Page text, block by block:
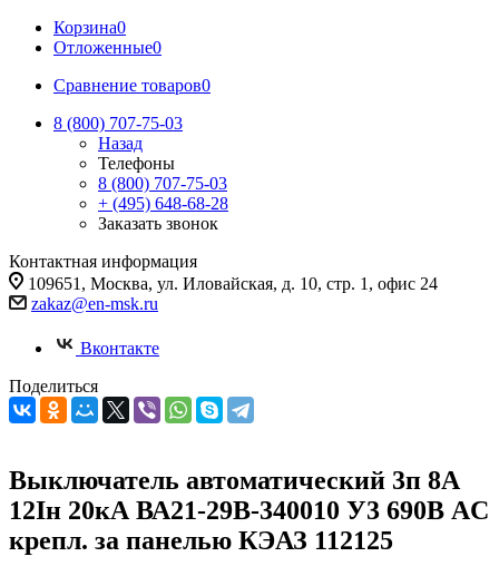
Корзина0
Отложенные0
Сравнение товаров0
8 (800) 707-75-03
Назад
Телефоны
8 (800) 707-75-03
+ (495) 648-68-28
Заказать звонок
Контактная информация
109651, Москва, ул. Иловайская, д. 10, стр. 1, офис 24
zakaz@en-msk.ru
Вконтакте
Поделиться
Выключатель автоматический 3п 8А
12Iн 20кА ВА21-29В-340010 У3 690В AC
крепл. за панелью КЭАЗ 112125